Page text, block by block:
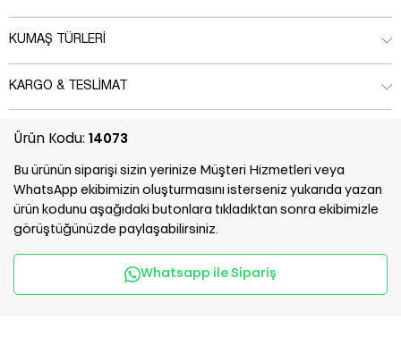
KUMAŞ TÜRLERI
KARGO & TESLIMAT
Ürün Kodu: 14073
Bu ürünün siparişi sizin yerinize Müşteri Hizmetleri veya
WhatsApp ekibimizin oluşturmasını isterseniz yukarıda yazan
ürün kodunu aşağıdaki butonlara tıkladıktan sonra ekibimizle
görüştüğünüzde paylaşabilirsiniz.
Whatsapp ile Sipariş